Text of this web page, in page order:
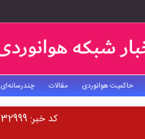
حاکمیت هوانوردی مقالات چندرسانه‌ای
کد خبر: 32999